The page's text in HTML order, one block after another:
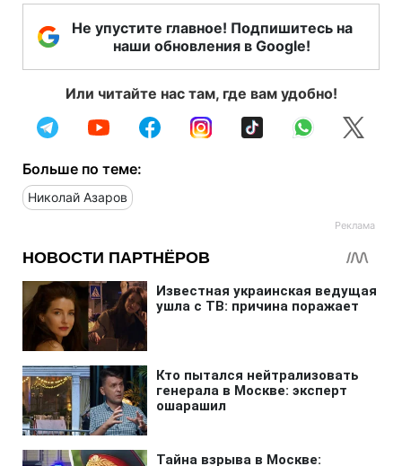
Не упустите главное! Подпишитесь на
наши обновления в Google!
Или читайте нас там, где вам удобно!
Больше по теме:
Николай Азаров